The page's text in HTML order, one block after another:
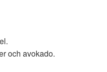
och avokado.